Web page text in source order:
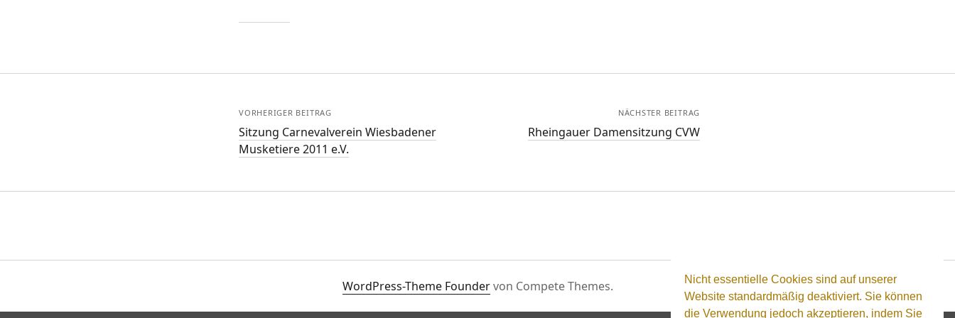
VORHERIGER BEITRAG
Sitzung Carnevalverein Wiesbadener
Musketiere 2011 e.V.
NÄCHSTER BEITRAG
Rheingauer Damen­sitzung CVW
WordPress-Theme Foundervon Compete Themes.
Nicht essentielle Cookies sind auf unserer
Website standardmäßig deaktiviert. Sie können
die Verwendung jedoch akzeptieren, indem Sie